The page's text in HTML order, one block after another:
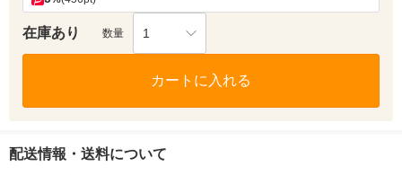
在庫あり 数量 1
カートに入れる
配送情報・送料について